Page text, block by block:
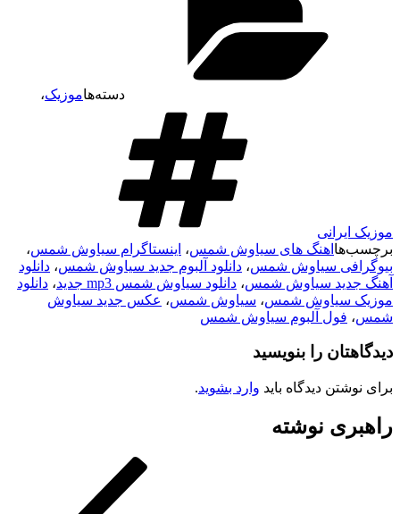
دسته‌هاموزیک،
موزیک ایرانی
برچسب‌ها اهنگ های سیاوش شمس، اینستاگرام سیاوش شمس،
بیوگرافی سیاوش شمس، دانلود آلبوم جدید سیاوش شمس، دانلود
آهنگ جدید سیاوش شمس، دانلود سیاوش شمس mp3 جدید ، دانلود
موزیک سیاوش شمس، سیاوش شمس، عکس جدید سیاوش
شمس، فول آلبوم سیاوش شمس
دیدگاهتان را بنویسید
برای نوشتن دیدگاه باید وارد بشوید.
راهبری نوشته